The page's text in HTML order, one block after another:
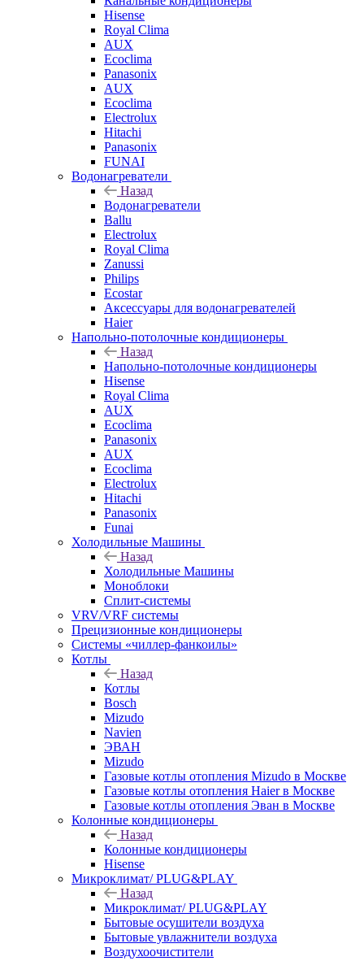
Hisense
Royal Clima
AUX
Ecoclima
Panasonix
AUX
Ecoclima
Electrolux
Hitachi
Panasonix
FUNAI
Водонагреватели
Назад
Водонагреватели
Ballu
Electrolux
Royal Clima
Zanussi
Philips
Ecostar
Аксессуары для водонагревателей
Haier
Напольно-потолочные кондиционеры
Назад
Напольно-потолочные кондиционеры
Hisense
Royal Clima
AUX
Ecoclima
Panasonix
AUX
Ecoclima
Electrolux
Hitachi
Panasonix
Funai
Холодильные Машины
Назад
Холодильные Машины
Моноблоки
Сплит-системы
VRV/VRF системы
Прецизионные кондиционеры
Системы «чиллер-фанкоилы»
Котлы
Назад
Котлы
Bosch
Mizudo
Navien
ЭВАН
Mizudo
Газовые котлы отопления Mizudo в Москве
Газовые котлы отопления Haier в Москве
Газовые котлы отопления Эван в Москве
Колонные кондиционеры
Назад
Колонные кондиционеры
Hisense
Микроклимат/ PLUG&PLAY
Назад
Микроклимат/ PLUG&PLAY
Бытовые осушители воздуха
Бытовые увлажнители воздуха
Воздухоочистители